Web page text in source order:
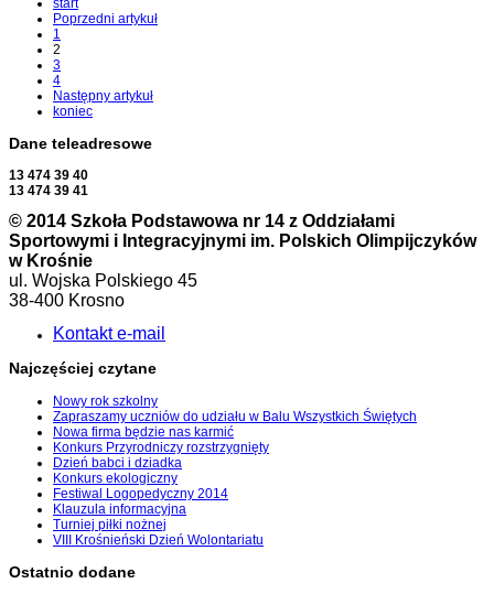
start
Poprzedni artykuł
1
2
3
4
Następny artykuł
koniec
Dane teleadresowe
13 474 39 40
13 474 39 41
© 2014 Szkoła Podstawowa nr 14 z Oddziałami
Sportowymi i Integracyjnymi im. Polskich Olimpijczyków
w Krośnie
ul. Wojska Polskiego 45
38-400 Krosno
Kontakt e-mail
Najczęściej czytane
Nowy rok szkolny
Zapraszamy uczniów do udziału w Balu Wszystkich Świętych
Nowa firma będzie nas karmić
Konkurs Przyrodniczy rozstrzygnięty
Dzień babci i dziadka
Konkurs ekologiczny
Festiwal Logopedyczny 2014
Klauzula informacyjna
Turniej piłki nożnej
VIII Krośnieński Dzień Wolontariatu
Ostatnio dodane